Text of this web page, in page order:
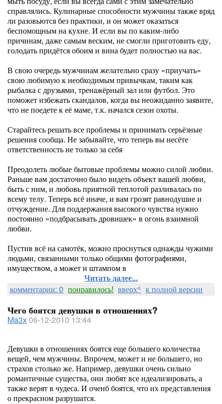
справлялись. Кулинарные способности мужчины также вряд
ли разовьются без практики, и он может оказаться
беспомощным на кухне. И если вы по каким-либо
причинам, даже самым веским, не смогли приготовить еду,
голодать придётся обоим и вина будет полностью на вас.
В свою очередь мужчинам желательно сразу «приучать»
свою любимую к необходимым привычкам, таким как
рыбалка с друзьями, тренажёрный зал или футбол. Это
поможет избежать скандалов, когда вы неожиданно заявите,
что не поедете к её маме, т.к. начался сезон охоты.
Старайтесь решать все проблемы и принимать серьёзные
решения сообща. Не забывайте, что теперь вы несёте
ответственность не только за себя
Преодолеть любые бытовые проблемы можно силой любви.
Раньше вам достаточно было видеть объект вашей любви,
быть с ним, и любовь приятной теплотой разливалась по
всему телу. Теперь всё иначе, и вам грозят равнодушие и
отчуждение. Для поддержания высокого чувства нужно
постоянно «подбрасывать дровишек» в огонь взаимной
любви.
Пустив всё на самотёк, можно проснуться однажды чужими
людьми, связанными только общими фотографиями,
имуществом, а может и штампом в
Читать далее...
комментарии: 0 понравилось! вверх^ к полной версии
Чего боятся девушки в отношениях?
Ma3x06-12-2010 13:44
Девушки в отношениях боятся еще большего количества
вещей, чем мужчины. Впрочем, может и не большего, но
страхов столько же. Например, девушки очень сильно
романтичные существа, они любят все идеализировать, а
также верят в чудеса. И оченб боятся, что их представления
о прекрасном разрушатся.